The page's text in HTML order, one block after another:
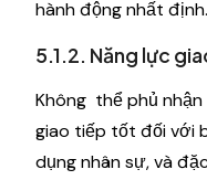
hành động nhất định.
5.1.2. Năng lực
Không thể phủ
giao tiếp tốt đối với
dụng nhân sự, và